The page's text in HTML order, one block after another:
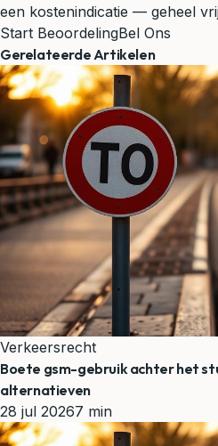
een kostenindicatie — geheel
Start BeoordelingBel Ons
Gerelateerde Artikelen
Verkeersrecht
Boete gsm-gebruik achter het
alternatieven
28 jul 20267 min